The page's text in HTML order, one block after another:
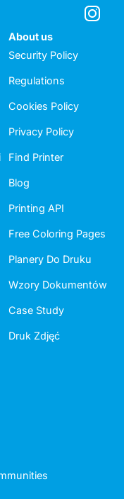
About us
Security Policy
Regulations
Cookies Policy
Privacy Policy
Find Printer
Blog
Printing API
Free Coloring Pages
Planery Do Druku
Wzory Dokumentów
Case Study
Druk Zdjęć